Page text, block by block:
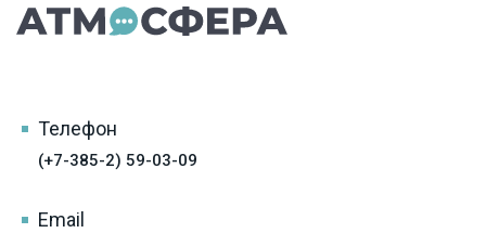
Телефон
(+7-385-2) 59-03-09
Email